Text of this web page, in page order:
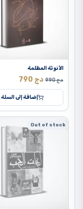
الأنوثة المظلمة
990دج 790 دج
إضافة إلى السلة
-18%
Out of stock